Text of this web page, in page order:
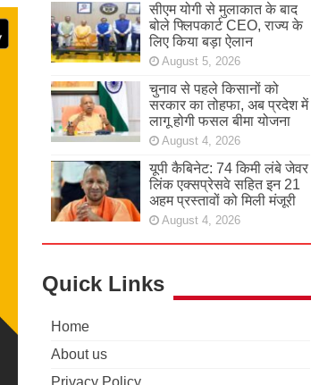
सीएम योगी से मुलाकात के बाद
बोले फ्लिपकार्ट CEO, राज्य के
लिए किया बड़ा ऐलान
August 5, 2026
चुनाव से पहले किसानों को
सरकार का तोहफा, अब प्रदेश में
लागू होगी फसल बीमा योजना
August 4, 2026
यूपी कैबिनेट: 74 किमी लंबे जेवर
लिंक एक्सप्रेसवे सहित इन 21
अहम प्रस्तावों को मिली मंजूरी
August 4, 2026
Quick Links
Home
About us
Privacy Policy